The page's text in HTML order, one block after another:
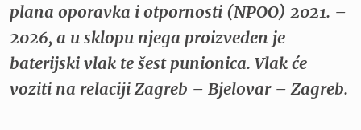
plana oporavka i otpornosti (NPOO) 2021. –
2026, a u sklopu njega proizveden je
baterijski vlak te šest punionica. Vlak će
voziti na relaciji Zagreb – Bjelovar – Zagreb.